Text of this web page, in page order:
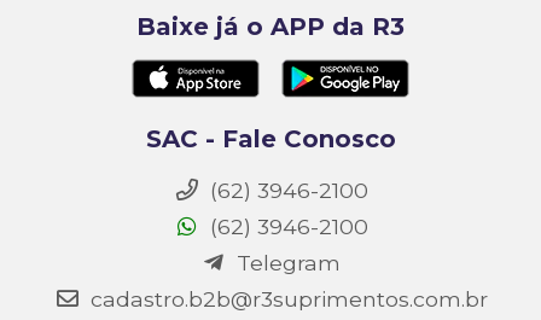
Baixe já o APP da R3
SAC - Fale Conosco
(62) 3946-2100
(62) 3946-2100
Telegram
cadastro.b2b@r3suprimentos.com.br